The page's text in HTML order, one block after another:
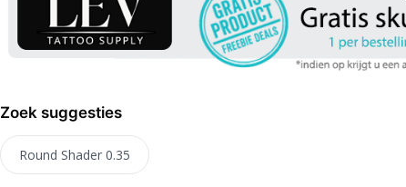
Zoek suggesties
Round Shader 0.35